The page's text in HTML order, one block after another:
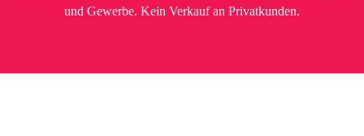
und Gewerbe. Kein Verkauf an Privatkunden.